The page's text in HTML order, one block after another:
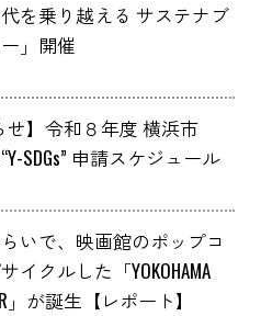
り越える サステナブ
」開催
せ】令和８年度 横浜市
SDGs” 申請スケジュール
いで、映画館のポップコ
イクルした「YOKOHAMA
」が誕生【レポート】